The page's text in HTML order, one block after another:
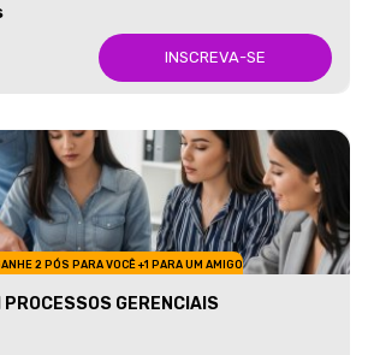
INSCREVA-SE
2 PÓS PARA VOCÊ +1 PARA UM AMIGO
PROCESSOS GERENCIAIS